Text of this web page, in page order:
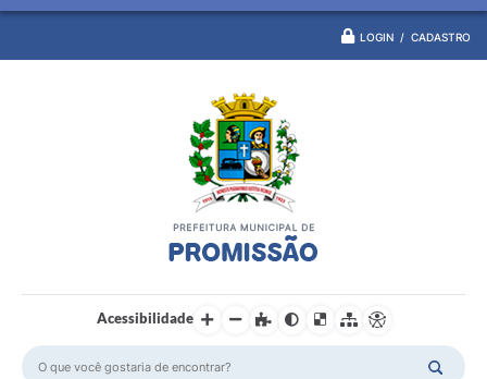
LOGIN / CADASTRO
Acessibilidade